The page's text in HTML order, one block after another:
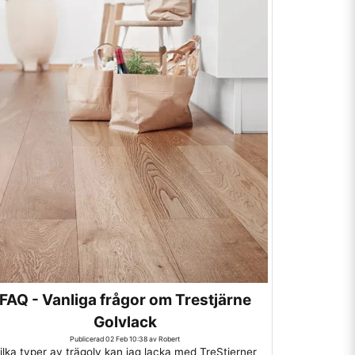
- Vanliga frågor om Trestjärne
Golvlack
Publicerad 02 Feb 10:38 av Robert
typer av trägolv kan jag lacka med TreStjerner